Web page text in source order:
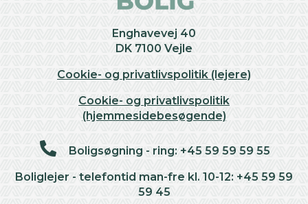
Enghavevej 40
DK 7100 Vejle
Cookie- og privatlivspolitik (lejere)
Cookie- og privatlivspolitik
(hjemmesidebesøgende)
Boligsøgning - ring: +45 59 59 59 55
Boliglejer - telefontid man-fre kl. 10-12: +45 59 59
59 45